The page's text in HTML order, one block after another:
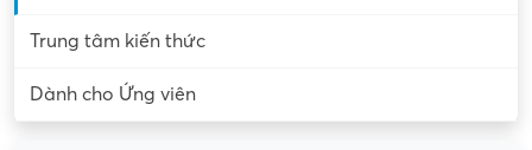
Trung tâm kiến thức
Dành cho Ứng viên